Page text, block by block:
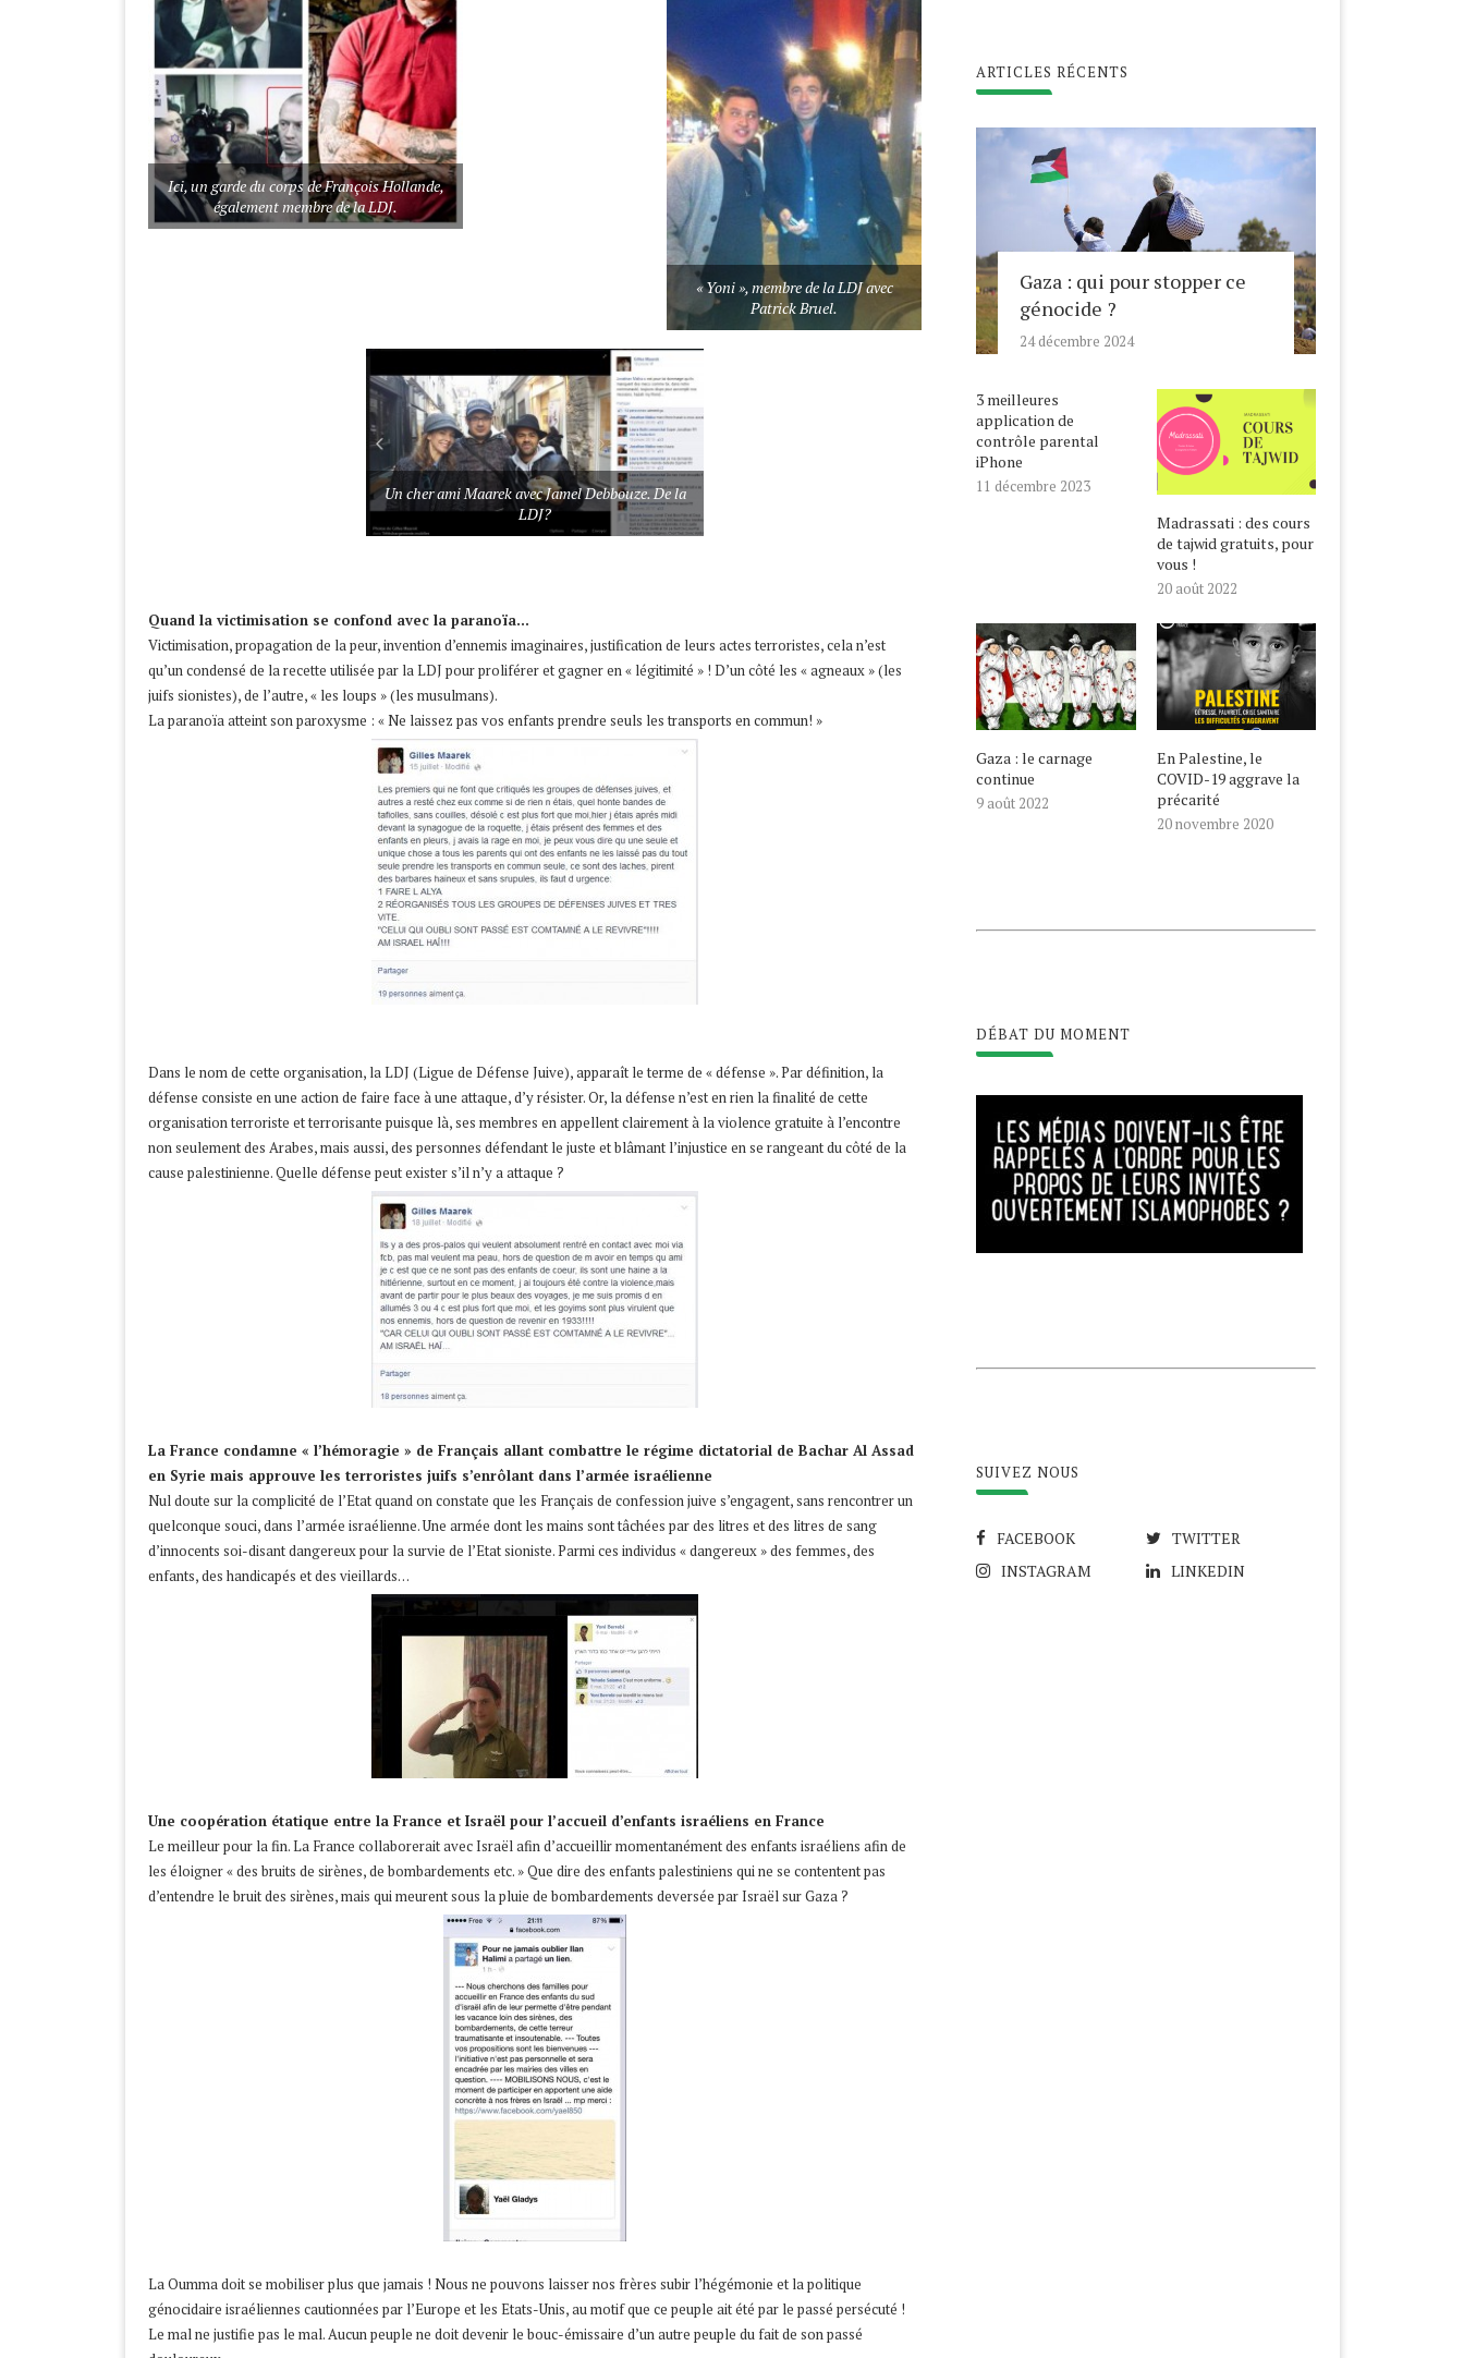
Ici, un garde du corps de François Hollande,
également membre de la LDJ.
« Yoni », membre de la LDJ avec
Patrick Bruel.
Un cher ami Maarek avec Jamel Debbouze. De la
LDJ?
Quand la victimisation se confond avec la paranoïa…
Victimisation, propagation de la peur, invention d’ennemis imaginaires, justification de leurs actes terroristes, cela n’est
qu’un condensé de la recette utilisée par la LDJ pour proliférer et gagner en « légitimité » ! D’un côté les « agneaux » (les
juifs sionistes), de l’autre, « les loups » (les musulmans).
La paranoïa atteint son paroxysme : « Ne laissez pas vos enfants prendre seuls les transports en commun! »
Dans le nom de cette organisation, la LDJ (Ligue de Défense Juive), apparaît le terme de « défense ». Par définition, la
défense consiste en une action de faire face à une attaque, d’y résister. Or, la défense n’est en rien la finalité de cette
organisation terroriste et terrorisante puisque là, ses membres en appellent clairement à la violence gratuite à l’encontre
non seulement des Arabes, mais aussi, des personnes défendant le juste et blâmant l’injustice en se rangeant du côté de la
cause palestinienne. Quelle défense peut exister s’il n’y a attaque ?
La France condamne « l’hémoragie » de Français allant combattre le régime dictatorial de Bachar Al Assad
en Syrie mais approuve les terroristes juifs s’enrôlant dans l’armée israélienne
Nul doute sur la complicité de l’Etat quand on constate que les Français de confession juive s’engagent, sans rencontrer un
quelconque souci, dans l’armée israélienne. Une armée dont les mains sont tâchées par des litres et des litres de sang
d’innocents soi-disant dangereux pour la survie de l’Etat sioniste. Parmi ces individus « dangereux » des femmes, des
enfants, des handicapés et des vieillards…
Une coopération étatique entre la France et Israël pour l’accueil d’enfants israéliens en France
Le meilleur pour la fin. La France collaborerait avec Israël afin d’accueillir momentanément des enfants israéliens afin de
les éloigner « des bruits de sirènes, de bombardements etc. » Que dire des enfants palestiniens qui ne se contentent pas
d’entendre le bruit des sirènes, mais qui meurent sous la pluie de bombardements deversée par Israël sur Gaza ?
La Oumma doit se mobiliser plus que jamais ! Nous ne pouvons laisser nos frères subir l’hégémonie et la politique
génocidaire israéliennes cautionnées par l’Europe et les Etats-Unis, au motif que ce peuple ait été par le passé persécuté !
Le mal ne justifie pas le mal. Aucun peuple ne doit devenir le bouc-émissaire d’un autre peuple du fait de son passé
ARTICLES RÉCENTS
Gaza : qui pour stopper ce
génocide ?
24 décembre 2024
3 meilleures
application de
contrôle parental
iPhone
11 décembre 2023
Madrassati : des cours
de tajwid gratuits, pour
vous !
20 août 2022
Gaza : le carnage
continue
9 août 2022
En Palestine, le
COVID-19 aggrave la
précarité
20 novembre 2020
DÉBAT DU MOMENT
SUIVEZ NOUS
FACEBOOK
TWITTER
INSTAGRAM
LINKEDIN